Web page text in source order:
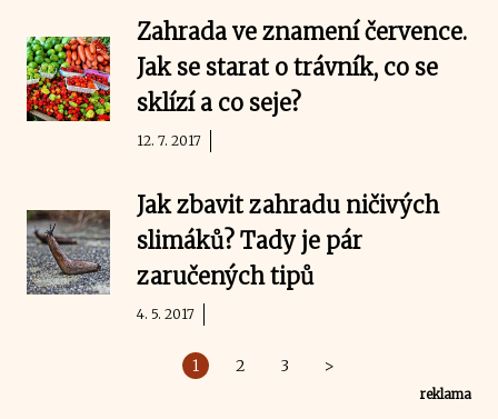
Zahrada ve znamení července.
Jak se starat o trávník, co se
sklízí a co seje?
12. 7. 2017
Jak zbavit zahradu ničivých
slimáků? Tady je pár
zaručených tipů
4. 5. 2017
1 2 3 >
reklama